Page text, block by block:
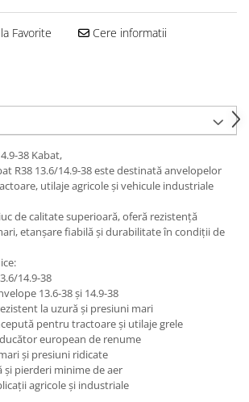
Favorite Cere informatii
38 Kabat,
R38 13.6/14.9-38 este destinată anvelopelor
utilaje agricole și vehicule industriale
de calitate superioară, oferă rezistență
etanșare fiabilă și durabilitate în condiții de
14.9-38
13.6-38 și 14.9-38
la uzură și presiuni mari
pentru tractoare și utilaje grele
european de renume
și presiuni ridicate
pierderi minime de aer
agricole și industriale